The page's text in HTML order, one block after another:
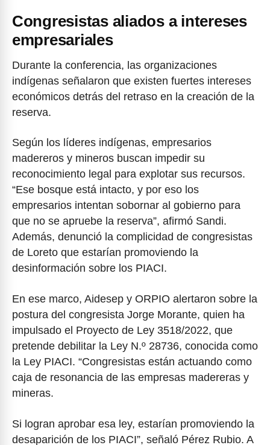
Congresistas aliados a intereses
empresariales
Durante la conferencia, las organizaciones
indígenas señalaron que existen fuertes intereses
económicos detrás del retraso en la creación de la
reserva.
Según los líderes indígenas, empresarios
madereros y mineros buscan impedir su
reconocimiento legal para explotar sus recursos.
“Ese bosque está intacto, y por eso los
empresarios intentan sobornar al gobierno para
que no se apruebe la reserva”, afirmó Sandi.
Además, denunció la complicidad de congresistas
de Loreto que estarían promoviendo la
desinformación sobre los PIACI.
En ese marco, Aidesep y ORPIO alertaron sobre la
postura del congresista Jorge Morante, quien ha
impulsado el Proyecto de Ley 3518/2022, que
pretende debilitar la Ley N.º 28736, conocida como
la Ley PIACI. “Congresistas están actuando como
caja de resonancia de las empresas madereras y
mineras.
Si logran aprobar esa ley, estarían promoviendo la
desaparición de los PIACI”, señaló Pérez Rubio. A